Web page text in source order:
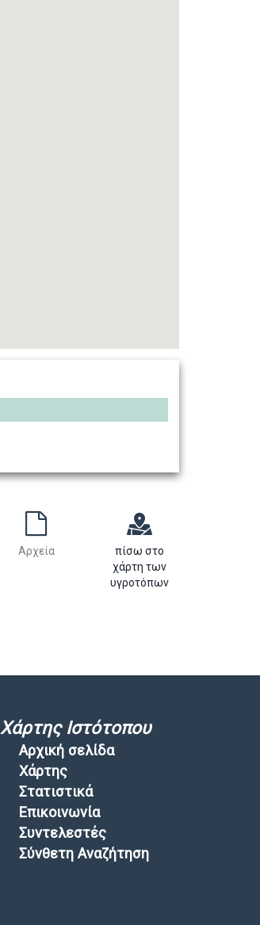
Αρχεία
πίσω στο
χάρτη των
υγροτόπων
Χάρτης Ιστότοπου
Αρχική σελίδα
Χάρτης
Στατιστικά
Επικοινωνία
Συντελεστές
Σύνθετη Αναζήτηση